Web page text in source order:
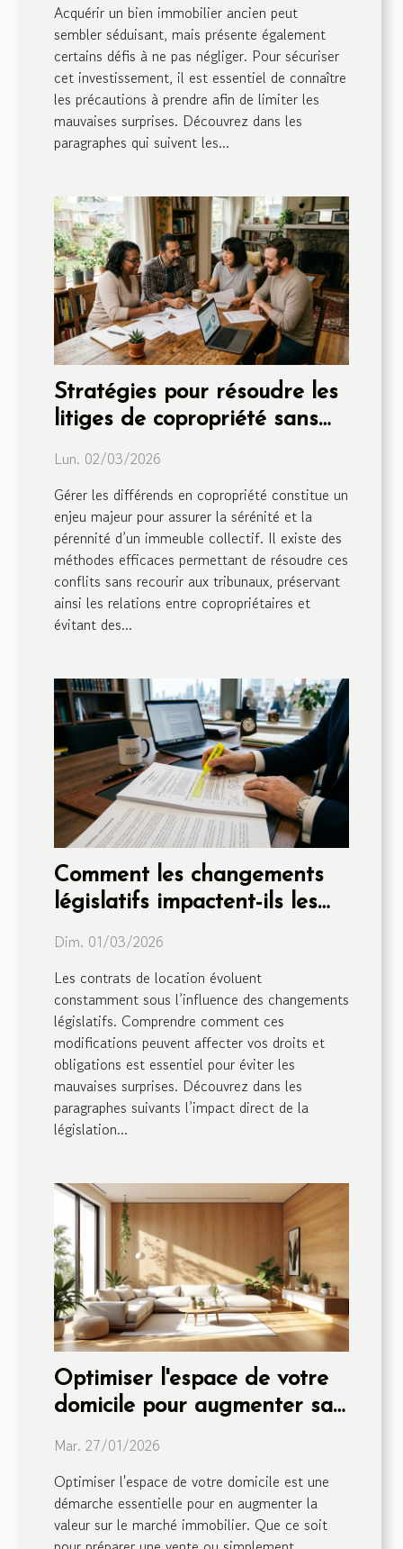
Acquérir un bien immobilier ancien peut
sembler séduisant, mais présente également
certains défis à ne pas négliger. Pour sécuriser
cet investissement, il est essentiel de connaître
les précautions à prendre afin de limiter les
mauvaises surprises. Découvrez dans les
paragraphes qui suivent les...
Stratégies pour résoudre les
litiges de copropriété sans
passer par les tribunaux
Lun. 02/03/2026
Gérer les différends en copropriété constitue un
enjeu majeur pour assurer la sérénité et la
pérennité d’un immeuble collectif. Il existe des
méthodes efficaces permettant de résoudre ces
conflits sans recourir aux tribunaux, préservant
ainsi les relations entre copropriétaires et
évitant des...
Comment les changements
législatifs impactent-ils les
Dim. 01/03/2026
Les contrats de location évoluent
constamment sous l’influence des changements
législatifs. Comprendre comment ces
modifications peuvent affecter vos droits et
obligations est essentiel pour éviter les
mauvaises surprises. Découvrez dans les
paragraphes suivants l’impact direct de la
législation...
Optimiser l'espace de votre
domicile pour augmenter sa
valeur
Mar. 27/01/2026
Optimiser l'espace de votre domicile est une
démarche essentielle pour en augmenter la
valeur sur le marché immobilier. Que ce soit